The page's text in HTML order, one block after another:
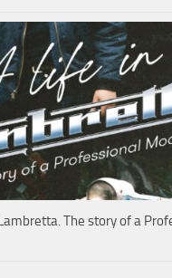
The story of a